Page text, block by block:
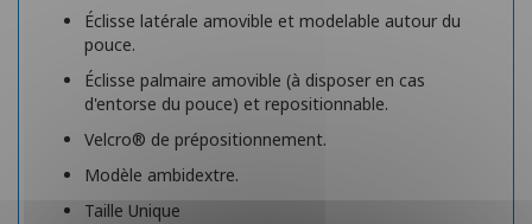
Éclisse latérale amovible et modelable autour du
pouce.
Éclisse palmaire amovible (à disposer en cas
d'entorse du pouce) et repositionnable.
Velcro® de prépositionnement.
Modèle ambidextre.
Taille Unique